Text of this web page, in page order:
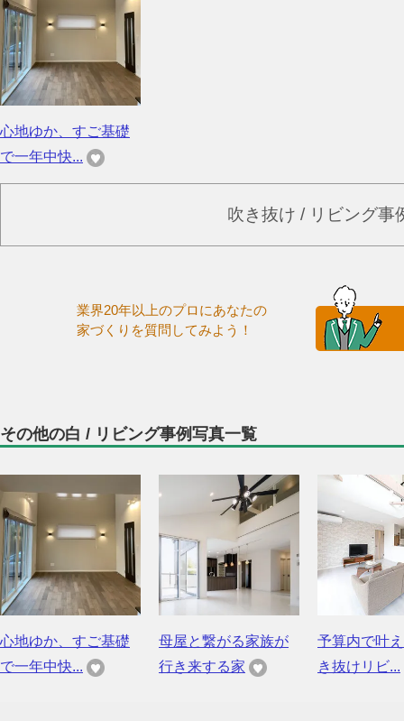
心地ゆか、すご基礎
で一年中快...
吹き抜け / リビング事
業界20年以上のプロにあなたの
家づくりを質問してみよう！
その他の白 / リビング事例写真一覧
心地ゆか、すご基礎
で一年中快...
母屋と繋がる家族が
行き来する家
予算内で叶
き抜けリビ...